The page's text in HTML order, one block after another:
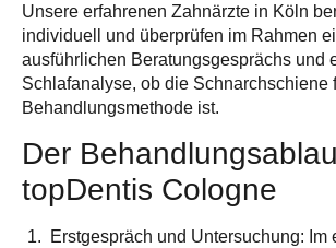
Unsere erfahrenen Zahnärzte in Köln
individuell und überprüfen im Rahmen
ausführlichen Beratungs­gesprächs und
Schlafanalyse, ob die Schnarchschiene
Behandlungsmethode ist.
Der
topDentis Cologne
Erstgespräch und Untersuchung: Im